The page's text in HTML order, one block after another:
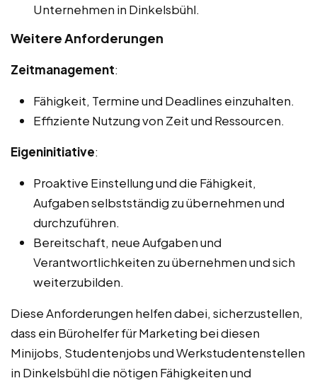
Unternehmen in Dinkelsbühl.
Weitere Anforderungen
Zeitmanagement:
Fähigkeit, Termine und Deadlines einzuhalten.
Effiziente Nutzung von Zeit und Ressourcen.
Eigeninitiative:
Proaktive Einstellung und die Fähigkeit,
Aufgaben selbstständig zu übernehmen und
durchzuführen.
Bereitschaft, neue Aufgaben und
Verantwortlichkeiten zu übernehmen und sich
weiterzubilden.
Diese Anforderungen helfen dabei, sicherzustellen,
dass ein Bürohelfer für Marketing bei diesen
Minijobs, Studentenjobs und Werkstudentenstellen
in Dinkelsbühl die nötigen Fähigkeiten und